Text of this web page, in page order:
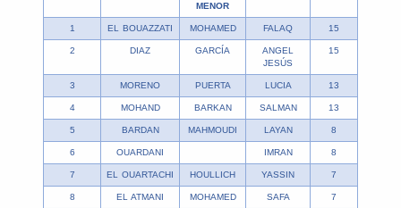
MENOR
1 EL BOUAZZATI MOHAMED FALAQ 15
2 DIAZ GARCÍA
ANGEL
JESÚS
15
3 MORENO PUERTA LUCIA 13
4 MOHAND BARKAN SALMAN 13
5 BARDAN MAHMOUDI LAYAN 8
6 OUARDANI IMRAN 8
7 EL OUARTACHI HOULLICH YASSIN 7
8 EL ATMANI MOHAMED SAFA 7